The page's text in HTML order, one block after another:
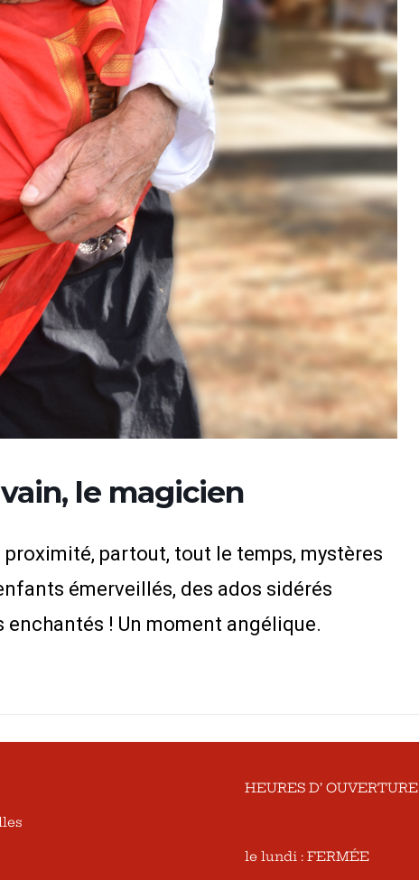
le magicien
partout, tout le temps, mystères
émerveillés, des ados sidérés
! Un moment angélique.
HEURES D’ OUVERTURE
le lundi : FERMÉE